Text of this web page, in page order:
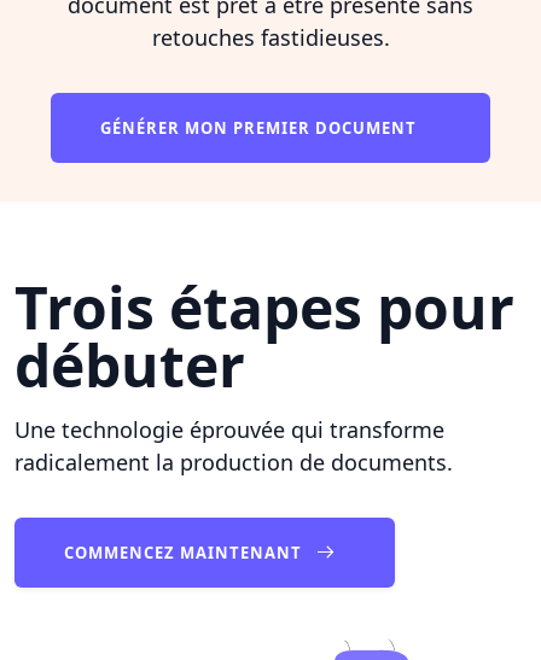
retouches fastidieuses.
GÉNÉRER MON PREMIER DOCUMENT
Trois étapes pour
débuter
Une technologie éprouvée qui transforme
radicalement la production de documents.
COMMENCEZ MAINTENANT